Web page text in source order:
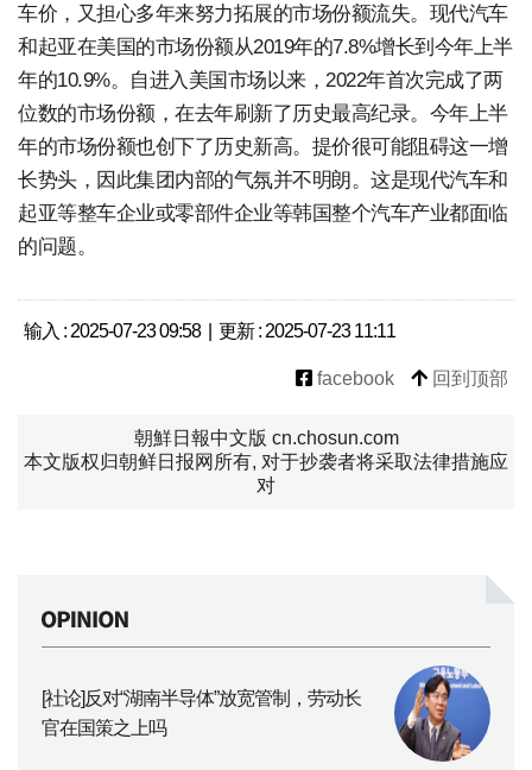
车价，又担心多年来努力拓展的市场份额流失。现代汽车
和起亚在美国的市场份额从2019年的7.8%增长到今年上半
年的10.9%。自进入美国市场以来，2022年首次完成了两
位数的市场份额，在去年刷新了历史最高纪录。今年上半
年的市场份额也创下了历史新高。提价很可能阻碍这一增
长势头，因此集团内部的气氛并不明朗。这是现代汽车和
起亚等整车企业或零部件企业等韩国整个汽车产业都面临
的问题。
输入 : 2025-07-23 09:58 | 更新 : 2025-07-23 11:11
facebook 回到顶部
朝鮮日報中文版 cn.chosun.com
本文版权归朝鲜日报网所有, 对于抄袭者将采取法律措施应
对
[社论]反对“湖南半导体”放宽管制，劳动长
官在国策之上吗